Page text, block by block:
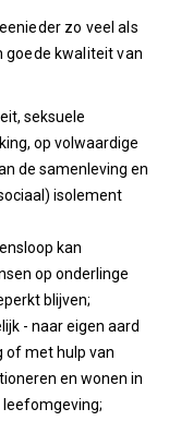
zo veel als
goede kwaliteit van
seksuele
op volwaardige
de samenleving en
isolement
kan
op onderlinge
blijven;
- naar eigen aard
of met hulp van
en wonen in
leefomgeving;